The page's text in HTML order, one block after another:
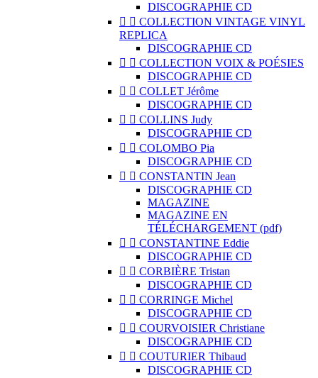
DISCOGRAPHIE CD
  COLLECTION VINTAGE VINYL
REPLICA
DISCOGRAPHIE CD
  COLLECTION VOIX & POÉSIES
DISCOGRAPHIE CD
  COLLET Jérôme
DISCOGRAPHIE CD
  COLLINS Judy
DISCOGRAPHIE CD
  COLOMBO Pia
DISCOGRAPHIE CD
  CONSTANTIN Jean
DISCOGRAPHIE CD
MAGAZINE
MAGAZINE EN
TÉLÉCHARGEMENT (pdf)
  CONSTANTINE Eddie
DISCOGRAPHIE CD
  CORBIÈRE Tristan
DISCOGRAPHIE CD
  CORRINGE Michel
DISCOGRAPHIE CD
  COURVOISIER Christiane
DISCOGRAPHIE CD
  COUTURIER Thibaud
DISCOGRAPHIE CD